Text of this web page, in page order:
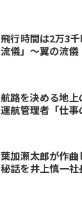
飛行時間は2万3
流儀」～翼の流儀
航路を決める地
運航管理者「仕
葉加瀬太郎が作
秘話を井上慎一社